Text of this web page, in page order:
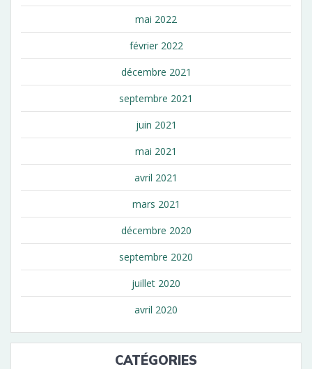
mai 2022
février 2022
décembre 2021
septembre 2021
juin 2021
mai 2021
avril 2021
mars 2021
décembre 2020
septembre 2020
juillet 2020
avril 2020
CATÉGORIES